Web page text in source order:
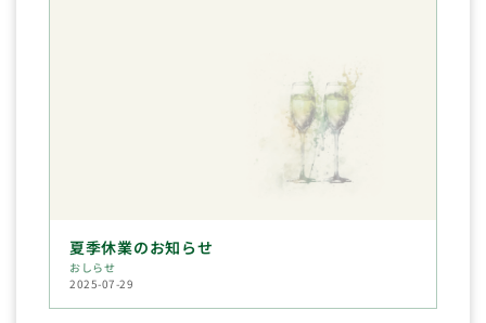
夏季休業のお知らせ
おしらせ
2025-07-29